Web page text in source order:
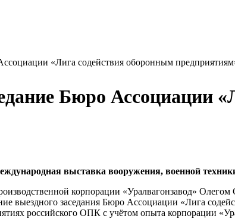
«Лига содействия оборонным
Бюро Ассоциации
выставка вооружения, военной
корпорации «Уралвагонзавод»
выездного заседания Бюро Ассоциации «Лига
российского ОПК с учётом опыта корпорации